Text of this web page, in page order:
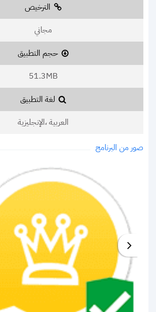
الترخيص
مجاني
حجم التطبيق
51.3MB
لغة التطبيق
العربية ،الإنجليزية
صور من البرنامج